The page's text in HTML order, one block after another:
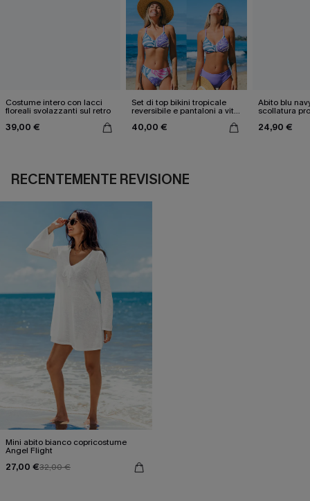
Costume intero con lacci
floreali svolazzanti sul retro
39,00 €
Set di top bikini tropicale
reversibile e pantaloni a vita
40,00 €
Abito blu
scollatura
24,90 €
RECENTEMENTE REVISIONE
Mini abito bianco copricostume
Angel Flight
27,00 €32,00 €